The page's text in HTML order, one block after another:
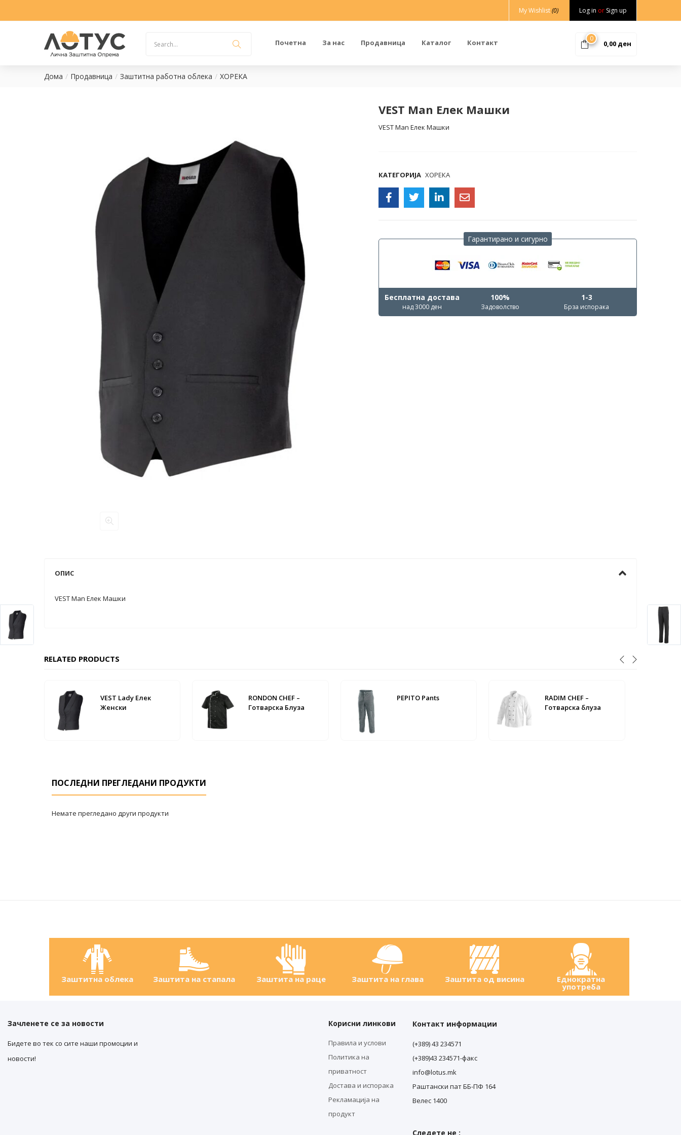
My Wishlist(0) Log in or Sign up
0
0,00 ден
Почетна За нас Продавница Каталог Контакт
Дома Продавница Заштитна работна облека ХОРЕКА
VEST Man Елек Машки
VEST Man Елек Машки
КАТЕГОРИЈА ХОРЕКА
Гарантирано и сигурно
Бесплатна достава
над 3000 ден
100%
Задоволство
1-3
Брза испорака
ОПИС
VEST Man Елек Машки
RELATED PRODUCTS
VEST Lady Елек
Женски
RONDON CHEF –
Готварска Блуза
PEPITO Pants
RADIM CHEF –
Готварска блуза
ПОСЛЕДНИ ПРЕГЛЕДАНИ ПРОДУКТИ
Немате прегледано други продукти
Заштитна облека Заштита на стапала Заштита на раце Заштита на глава Заштита од висина Еднократна
употреба
Зачленете се за новости
Бидете во тек со сите наши промоции и
новости!
Контакт информации
(+389) 43 234571
(+389)43 234571-факс
info@lotus.mk
Раштански пат ББ-ПФ 164
Велес 1400
Следете не :
Корисни линкови
Правила и услови
Политика на
приватност
Достава и испорака
Рекламација на
продукт